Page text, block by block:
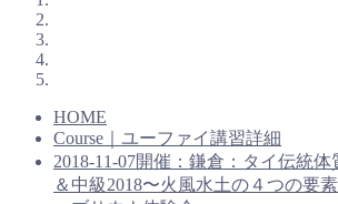
HOME
Course｜ユーファイ講習詳細
2018-11-07開催：鎌倉：タイ伝統
＆中級2018〜火風水土の４つの要